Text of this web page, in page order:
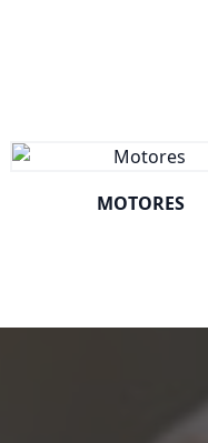
MOTORES